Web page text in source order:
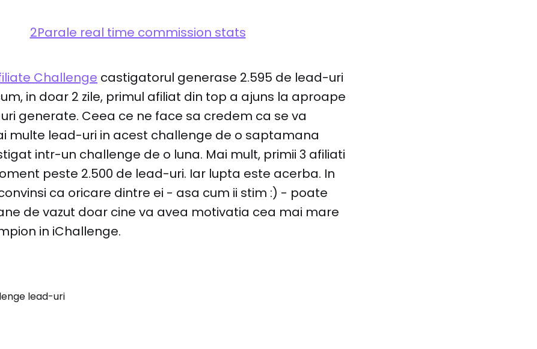
Challenge castigatorul generase 2.595 de lead-uri
in doar 2 zile, primul afiliat din top a ajuns la aproape
generate. Ceea ce ne face sa credem ca se va
multe lead-uri in acest challenge de o saptamana
intr-un challenge de o luna. Mai mult, primii 3 afiliati
peste 2.500 de lead-uri. Iar lupta este acerba. In
ca oricare dintre ei - asa cum ii stim :) - poate
de vazut doar cine va avea motivatia cea mai mare
in iChallenge.